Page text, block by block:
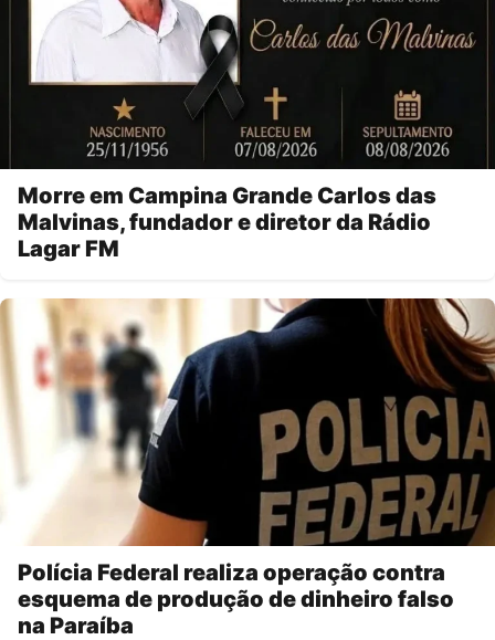
Morre em Campina Grande Carlos das
Malvinas, fundador e diretor da Rádio
Lagar FM
Polícia Federal realiza operação contra
esquema de produção de dinheiro falso
na Paraíba